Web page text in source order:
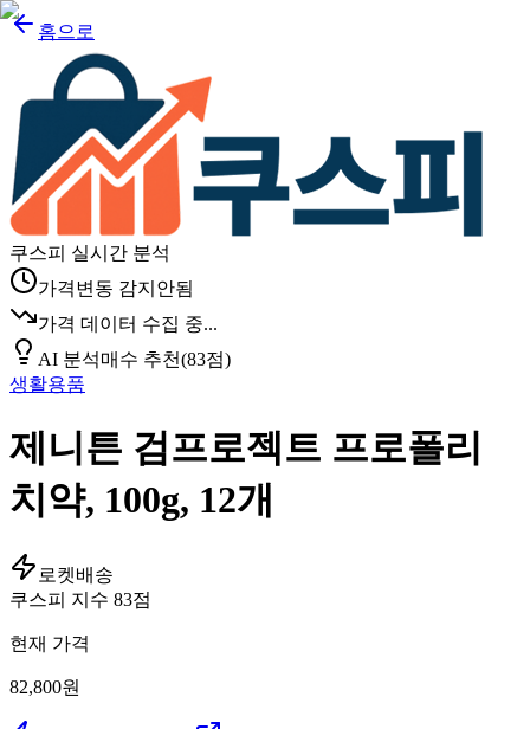
홈으로
쿠스피 실시간 분석
가격변동 감지안됨
가격 데이터 수집 중...
AI 분석매수 추천(83점)
생활용품
제니튼 검프로젝트 프로폴리
치약, 100g, 12개
로켓배송
쿠스피 지수 83점
현재 가격
82,800원